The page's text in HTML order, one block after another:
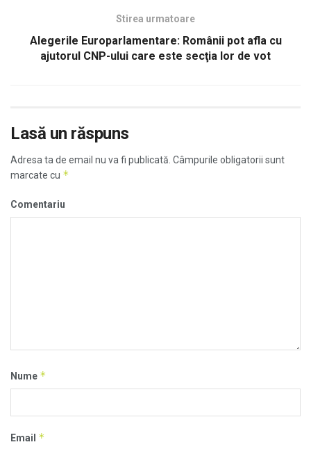
Stirea urmatoare
Alegerile Europarlamentare: Românii pot afla cu
ajutorul CNP-ului care este secţia lor de vot
Lasă un răspuns
Adresa ta de email nu va fi publicată. Câmpurile obligatorii sunt
marcate cu *
Comentariu
Nume *
Email *